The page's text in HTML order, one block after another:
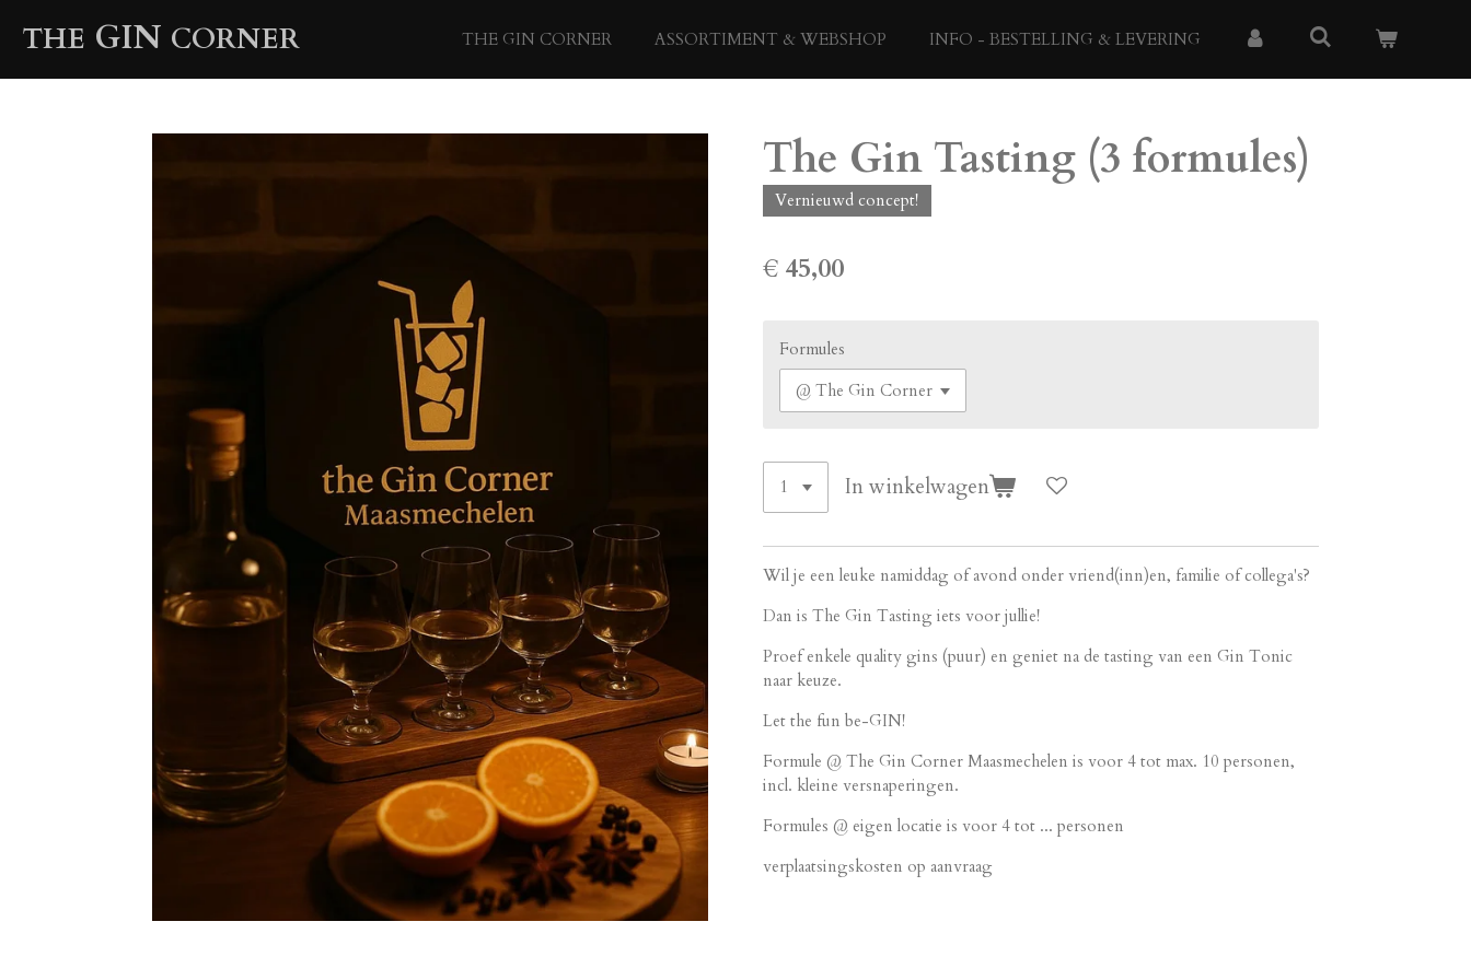
direct
THE GIN CORNER THE GIN CORNER ASSORTIMENT & WEBSHOP INFO - BESTELLING & LEVERING
The Gin Tasting (3 formules)
Vernieuwd concept!
€ 45,00
Formules
In winkelwagen
Wil je een leuke namiddag of avond onder vriend(inn)en, familie of collega's?
Dan is The Gin Tasting iets voor jullie!
Proef enkele quality gins (puur) en geniet na de tasting van een Gin Tonic
naar keuze.
Let the fun be-GIN!
Formule @ The Gin Corner Maasmechelen is voor 4 tot max. 10 personen,
incl. kleine versnaperingen.
Formules @ eigen locatie is voor 4 tot ... personen
verplaatsingskosten op aanvraag